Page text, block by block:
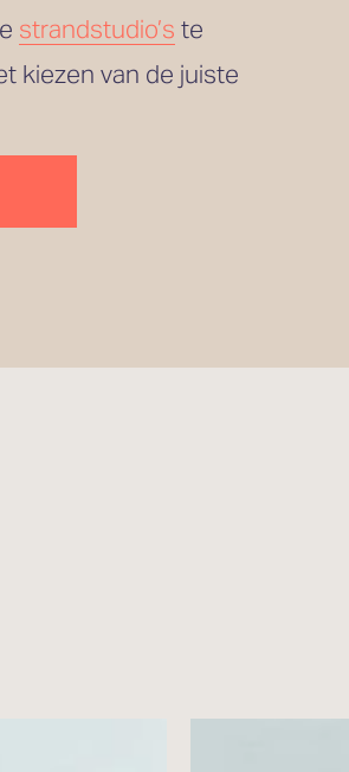
strandstudio’s te
kiezen van de juiste